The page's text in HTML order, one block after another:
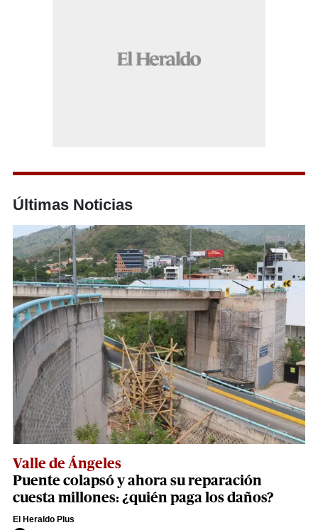
Últimas Noticias
Valle de Ángeles
Puente colapsó y ahora su reparación
cuesta millones: ¿quién paga los daños?
El Heraldo Plus